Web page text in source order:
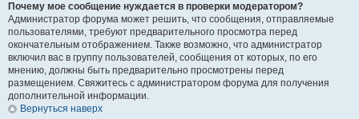
Почему мое сообщение нуждается в проверки модератором?
Администратор форума может решить, что сообщения, отправляемые
пользователями, требуют предварительного просмотра перед
окончательным отображением. Также возможно, что администратор
включил вас в группу пользователей, сообщения от которых, по его
мнению, должны быть предварительно просмотрены перед
размещением. Свяжитесь с администратором форума для получения
дополнительной информации.
Вернуться наверх